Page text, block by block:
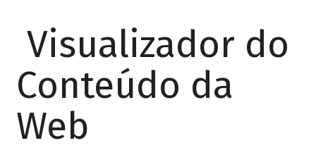
Visualizador do
Conteúdo da
Web